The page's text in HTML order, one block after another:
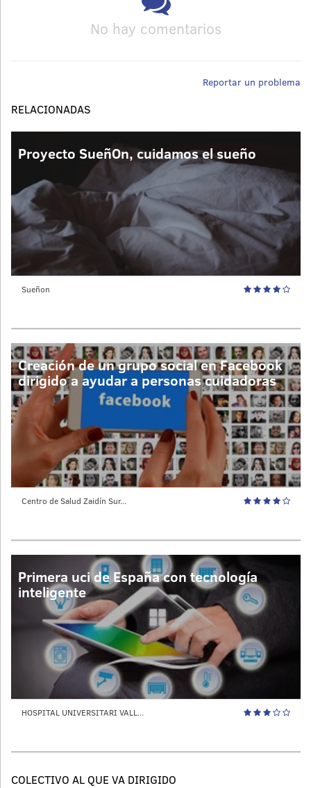
No hay comentarios
Reportar un problema
RELACIONADAS
Proyecto SueñOn, cuidamos el sueño
Sueñon
Creación de un grupo social en Facebook
dirigido a ayudar a personas cuidadoras
Centro de Salud Zaidín Sur...
Primera uci de España con tecnología
inteligente
HOSPITAL UNIVERSITARI VALL...
COLECTIVO AL QUE VA DIRIGIDO